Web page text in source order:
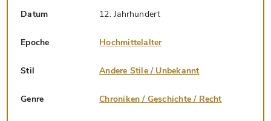
Datum 12. Jahrhundert
Epoche Hochmittelalter
Stil Andere Stile / Unbekannt
Genre Chroniken / Geschichte / Recht